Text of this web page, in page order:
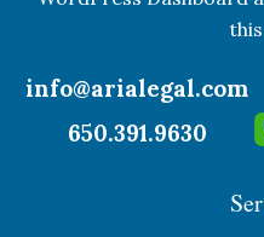
info@arialegal.com
650.391.9630